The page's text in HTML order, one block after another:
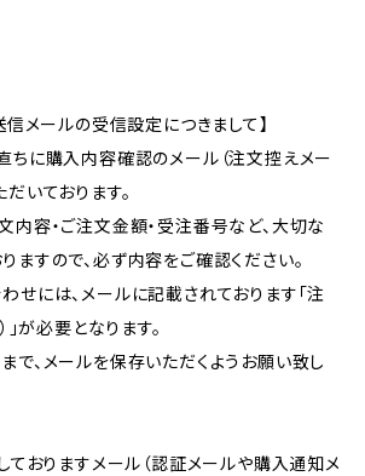
信メールの受信設定につきまして】
ちに購入内容確認のメール（注文控えメー
いております。
内容・ご注文金額・受注番号など、大切な
ますので、必ず内容をご確認ください。
せには、メールに記載されております「注
が必要となります。
で、メールを保存いただくようお願い致し
ておりますメール（認証メールや購入通知メ